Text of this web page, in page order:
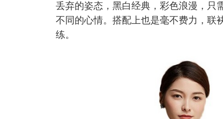
丢弃的姿态，黑白经典，彩色浪漫，只
不同的心情。搭配上也是毫不费力，联
练。